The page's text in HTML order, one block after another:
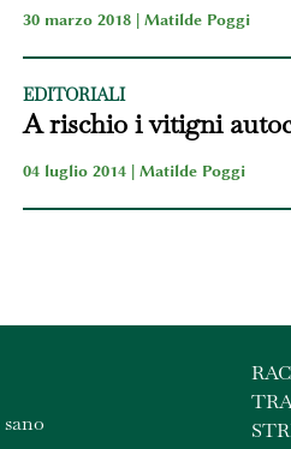
30 marzo 2018 | Matilde Poggi
EDITORIALI
A rischio i vitigni
04 luglio 2014 | Matilde Poggi